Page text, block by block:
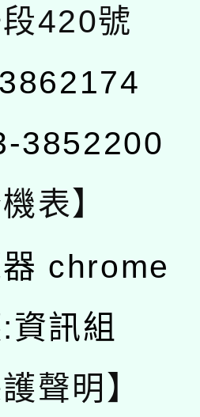
420號
3852200
表】
chrome
資訊組
聲明】